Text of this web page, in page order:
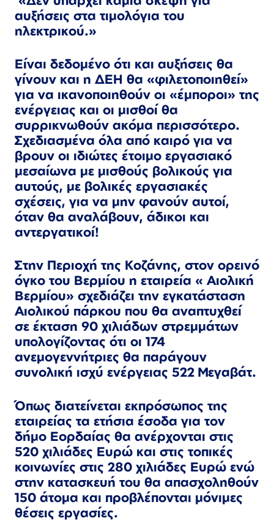
αυξήσεις στα τιμολόγια του
ηλεκτρικού.»
Είναι δεδομένο ότι και αυξήσεις θα
γίνουν και η ΔΕΗ θα «φιλετοποιηθεί»
για να ικανοποιηθούν οι «έμποροι» της
ενέργειας και οι μισθοί θα
συρρικνωθούν ακόμα περισσότερο.
Σχεδιασμένα όλα από καιρό για να
βρουν οι ιδιώτες έτοιμο εργασιακό
μεσαίωνα με μισθούς βολικούς για
αυτούς, με βολικές εργασιακές
σχέσεις, για να μην φανούν αυτοί,
όταν θα αναλάβουν, άδικοι και
αντεργατικοί!
Στην Περιοχή της Κοζάνης, στον ορεινό
όγκο του Βερμίου η εταιρεία « Αιολική
Βερμίου» σχεδιάζει την εγκατάσταση
Αιολικού πάρκου που θα αναπτυχθεί
σε έκταση 90 χιλιάδων στρεμμάτων
υπολογίζοντας ότι οι 174
ανεμογεννήτριες θα παράγουν
συνολική ισχύ ενέργειας 522 Μεγαβάτ.
Όπως διατείνεται εκπρόσωπος της
εταιρείας τα ετήσια έσοδα για τον
δήμο Εορδαίας θα ανέρχονται στις
520 χιλιάδες Ευρώ και στις τοπικές
κοινωνίες στις 280 χιλιάδες Ευρώ ενώ
στην κατασκευή του θα απασχοληθούν
150 άτομα και προβλέπονται μόνιμες
θέσεις εργασίες.